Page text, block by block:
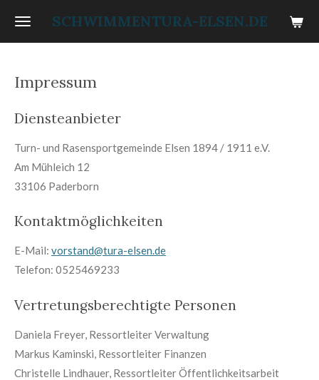
Zum
SCHWIMMENTURA-ELSEN.DE
Impressum
Diensteanbieter
Turn- und Rasensportgemeinde Elsen 1894 / 1911 e.V.
Am Mühleich 12
33106 Paderborn
Kontaktmöglichkeiten
E-Mail: vorstand@tura-elsen.de
Telefon: 0525469233
Vertretungsberechtigte Personen
Daniela Freyer, Ressortleiter Verwaltung
Markus Kaminski, Ressortleiter Finanzen
Christelle Lindhauer, Ressortleiter Öffentlichkeitsarbeit